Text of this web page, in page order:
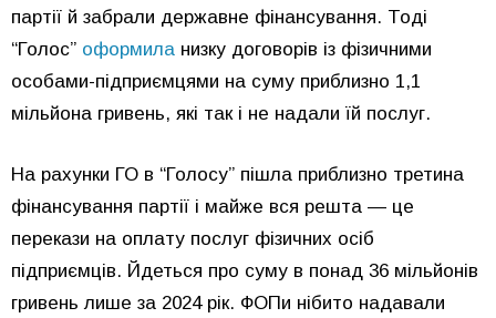
партії й забрали державне фінансування. Тоді
“Голос” оформила низку договорів із фізичними
особами-підприємцями на суму приблизно 1,1
мільйона гривень, які так і не надали їй послуг.
На рахунки ГО в “Голосу” пішла приблизно третина
фінансування партії і майже вся решта — це
перекази на оплату послуг фізичних осіб
підприємців. Йдеться про суму в понад 36 мільйонів
гривень лише за 2024 рік. ФОПи нібито надавали